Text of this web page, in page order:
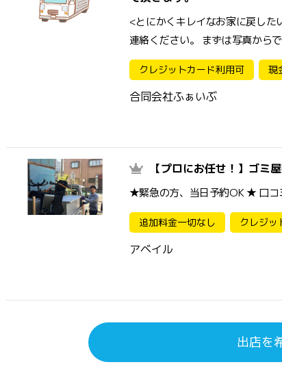
<とにかくキレイなお家に戻した
連絡ください。 まずは写真から
クレジットカード利用可 現
合同会社ふぁいぶ
【プロにお任せ！】ゴミ
★緊急の方、当日予約OK ★ 口
追加料金一切なし クレジッ
アベイル
出店を